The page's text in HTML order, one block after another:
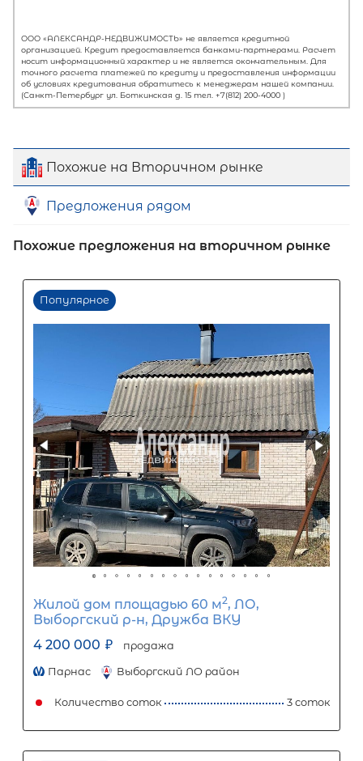
Первый взнос
60%
0 10 20 30 40 50 60 70 80
Срок кредита
15 лет
1 5 10 15 20 25
Процентная
ставка
12%
1 5 10 15
Ежемесячный платеж 16 836
Похожие на Вторичном рынке
Предложения рядом
Похожие предложения на вторичном рынке